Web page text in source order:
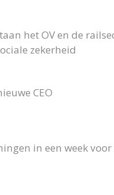
het OV en de
zekerheid
CEO
in een week